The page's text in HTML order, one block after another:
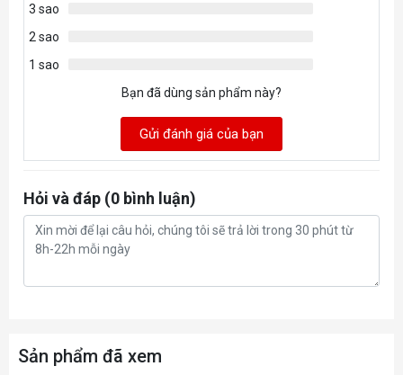
3 sao
2 sao
1 sao
Bạn đã dùng sản phẩm này?
Gửi đánh giá của bạn
Hỏi và đáp (0 bình luận)
Sản phẩm đã xem